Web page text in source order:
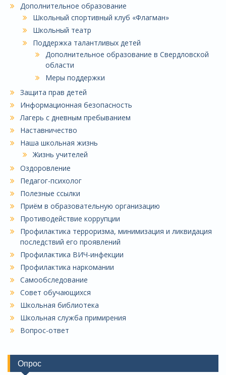
Дополнительное образование
Школьный спортивный клуб «Флагман»
Школьный театр
Поддержка талантливых детей
Дополнительное образование в Свердловской
области
Меры поддержки
Защита прав детей
Информационная безопасность
Лагерь с дневным пребыванием
Наставничество
Наша школьная жизнь
Жизнь учителей
Оздоровление
Педагог-психолог
Полезные ссылки
Приём в образовательную организацию
Противодействие коррупции
Профилактика терроризма, минимизация и ликвидация
последствий его проявлений
Профилактика ВИЧ-инфекции
Профилактика наркомании
Самообследование
Совет обучающихся
Школьная библиотека
Школьная служба примирения
Вопрос-ответ
Опрос